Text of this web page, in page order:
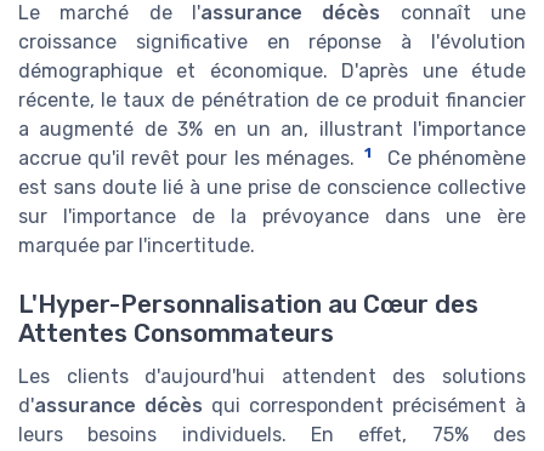
Le marché de l'assurance décès connaît une
croissance significative en réponse à l'évolution
démographique et économique. D'après une étude
récente, le taux de pénétration de ce produit financier
a augmenté de 3% en un an, illustrant l'importance
accrue qu'il revêt pour les ménages.
1
Ce phénomène
est sans doute lié à une prise de conscience collective
sur l'importance de la prévoyance dans une ère
marquée par l'incertitude.
L'Hyper-Personnalisation au Cœur des
Attentes Consommateurs
Les clients d'aujourd'hui attendent des solutions
d'assurance décès qui correspondent précisément à
leurs besoins individuels. En effet, 75% des